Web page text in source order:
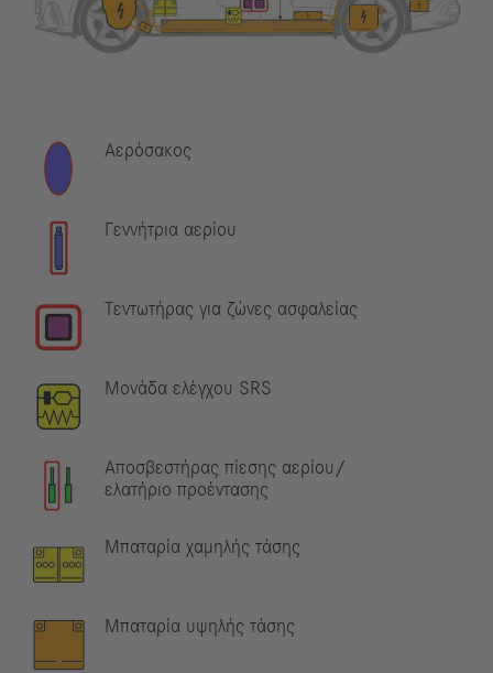
Αερόσακος
Γεννήτρια αερίου
Τεντωτήρας για ζώνες ασφαλείας
Μονάδα ελέγχου SRS
Αποσβεστήρας πίεσης αερίου/
ελατήριο προέντασης
Μπαταρία χαμηλής τάσης
Μπαταρία υψηλής τάσης